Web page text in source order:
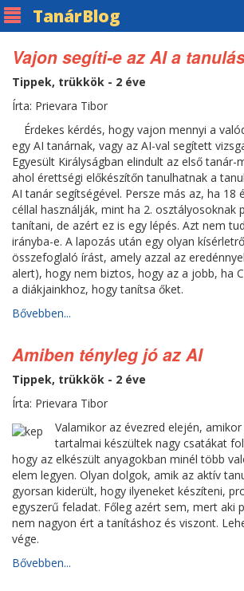
TanárBlog
Vajon segíti-e az AI a
Tippek, trükkök - 2 éve
Írta: Prievara Tibor
Érdekes kérdés, hogy vajon mennyi a
egy AI tanárnak, vagy az AI-val segített
Egyesült Királyságban elindult az első
ahol érettségi előkészítőn tanulhatnak a
AI tanár segítségével. Persze más az, ha 18
céllal használják, mint ha 2. osztályosoknak
tanítani, de azért ez is egy lépés. Azt nem
irányba-e. A lapozás után egy olyan
összefoglaló írást, amely azzal az
alert), hogy nem biztos, hogy az a jobb, ha
a diákjainkhoz, hogy tanítsa őket.
Bővebben...
Amiben tényleg jó az AI
Tippek, trükkök - 2 éve
Írta: Prievara Tibor
Valamikor az évezred elején,
tartalmai készültek nagy csatákat
hogy az elkészült anyagokban minél több
elem legyen. Olyan dolgok, amik az aktív
gyorsan kiderült, hogy ilyeneket készíteni,
egyszerű feladat. Főleg azért sem, mert aki
nem nagyon ért a tanításhoz és viszont.
vége.
Bővebben...